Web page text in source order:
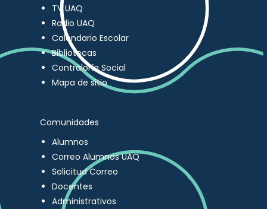
TV UAQ
Radio UAQ
Calendario Escolar
Bibliotecas
Contraloría Social
Mapa de sitio
Comunidades
Alumnos
Correo Alumnos UAQ
Solicitud Correo
Docentes
Administrativos